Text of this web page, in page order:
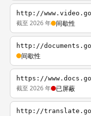
http://
截至 2026 年 间歇性
http://
间歇性
https://
截至 2026 年 已屏蔽
http://